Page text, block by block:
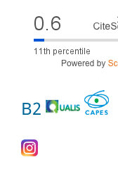
B2